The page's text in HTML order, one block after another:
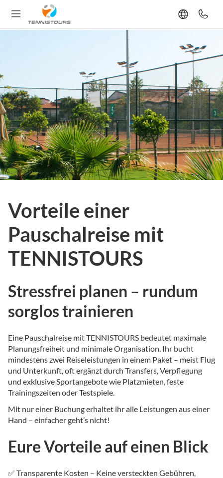
Vorteile einer
Pauschalreise mit
TENNISTOURS
Stressfrei planen – rundum
sorglos trainieren
Eine Pauschalreise mit TENNISTOURS bedeutet maximale
Planungsfreiheit und minimale Organisation. Ihr bucht
mindestens zwei Reiseleistungen in einem Paket – meist Flug
und Unterkunft, oft ergänzt durch Transfers, Verpflegung
und exklusive Sportangebote wie Platzmieten, feste
Trainingszeiten oder Testspiele.
Mit nur einer Buchung erhaltet ihr alle Leistungen aus einer
Hand – einfacher geht’s nicht!
Eure Vorteile auf einen Blick
✅ Transparente Kosten – Keine versteckten Gebühren,